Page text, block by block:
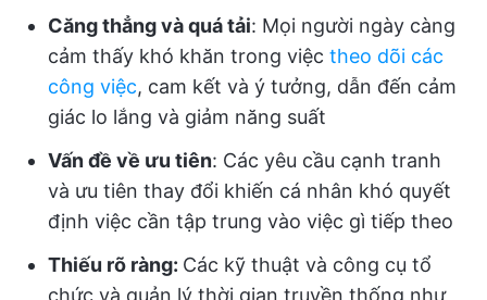
Căng thẳng và quá tải: Mọi người ngày càng
cảm thấy khó khăn trong việc theo dõi các
công việc, cam kết và ý tưởng, dẫn đến cảm
giác lo lắng và giảm năng suất
Vấn đề về ưu tiên: Các yêu cầu cạnh tranh
và ưu tiên thay đổi khiến cá nhân khó quyết
định việc cần tập trung vào việc gì tiếp theo
Thiếu rõ ràng: Các kỹ thuật và công cụ tổ
chức và quản lý thời gian truyền thống như